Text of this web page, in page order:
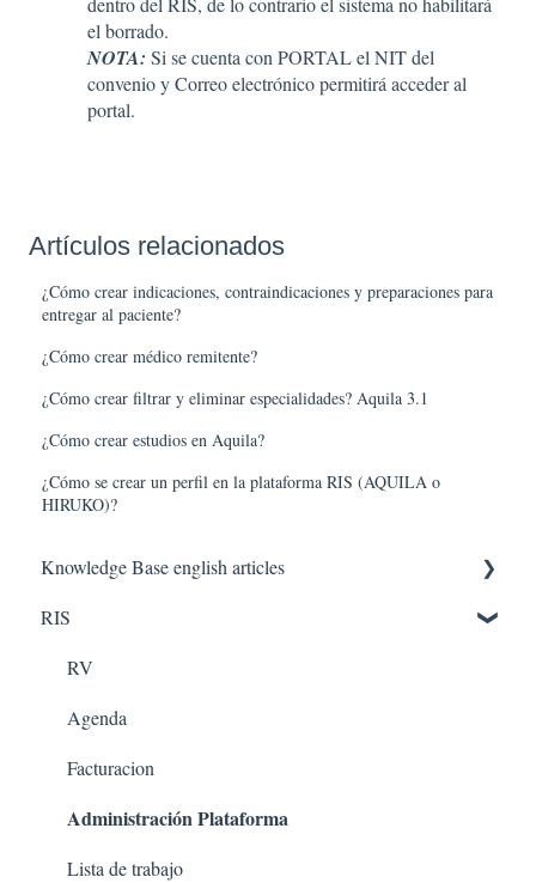
el borrado.
NOTA: Si se cuenta con PORTAL el NIT del
convenio y Correo electrónico permitirá acceder al
portal.
Artículos relacionados
¿Cómo crear indicaciones, contraindicaciones y preparaciones para
entregar al paciente?
¿Cómo crear médico remitente?
¿Cómo crear filtrar y eliminar especialidades? Aquila 3.1
¿Cómo crear estudios en Aquila?
¿Cómo se crear un perfil en la plataforma RIS (AQUILA o
HIRUKO)?
Knowledge Base english articles
AQUILA IN THE CLOUD
PACS
RIS
RV
Agenda
Facturacion
Administración Plataforma
Lista de trabajo